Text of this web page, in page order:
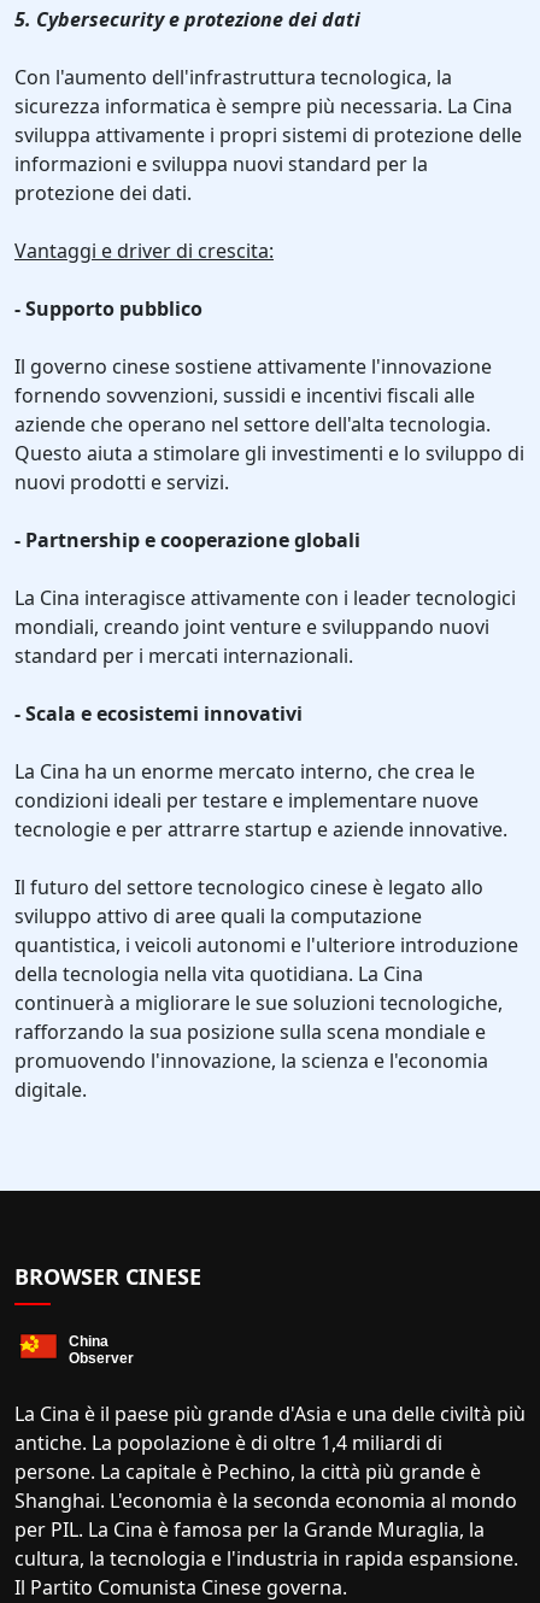
5. Cybersecurity e protezione dei dati
Con l'aumento dell'infrastruttura tecnologica, la
sicurezza informatica è sempre più necessaria. La Cina
sviluppa attivamente i propri sistemi di protezione delle
informazioni e sviluppa nuovi standard per la
protezione dei dati.
Vantaggi e driver di crescita:
- Supporto pubblico
Il governo cinese sostiene attivamente l'innovazione
fornendo sovvenzioni, sussidi e incentivi fiscali alle
aziende che operano nel settore dell'alta tecnologia.
Questo aiuta a stimolare gli investimenti e lo sviluppo di
nuovi prodotti e servizi.
- Partnership e cooperazione globali
La Cina interagisce attivamente con i leader tecnologici
mondiali, creando joint venture e sviluppando nuovi
standard per i mercati internazionali.
- Scala e ecosistemi innovativi
La Cina ha un enorme mercato interno, che crea le
condizioni ideali per testare e implementare nuove
tecnologie e per attrarre startup e aziende innovative.
Il futuro del settore tecnologico cinese è legato allo
sviluppo attivo di aree quali la computazione
quantistica, i veicoli autonomi e l'ulteriore introduzione
della tecnologia nella vita quotidiana. La Cina
continuerà a migliorare le sue soluzioni tecnologiche,
rafforzando la sua posizione sulla scena mondiale e
promuovendo l'innovazione, la scienza e l'economia
digitale.
BROWSER CINESE
La Cina è il paese più grande d'Asia e una delle civiltà più
antiche. La popolazione è di oltre 1,4 miliardi di
persone. La capitale è Pechino, la città più grande è
Shanghai. L'economia è la seconda economia al mondo
per PIL. La Cina è famosa per la Grande Muraglia, la
cultura, la tecnologia e l'industria in rapida espansione.
Il Partito Comunista Cinese governa.